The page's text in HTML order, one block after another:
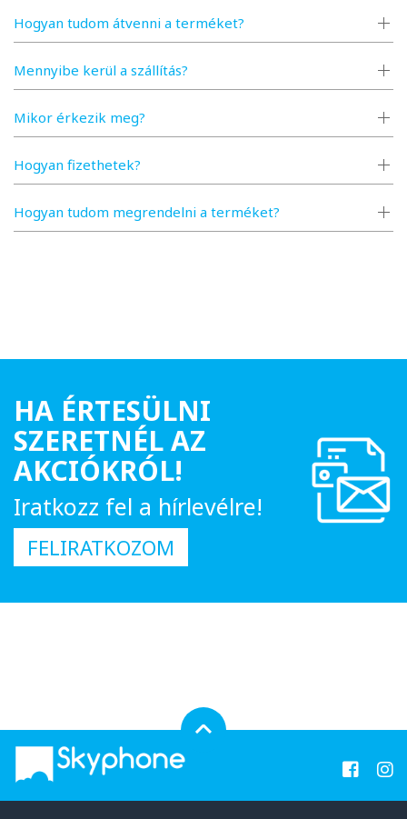
Hogyan tudom átvenni a terméket?
Mennyibe kerül a szállítás?
Mikor érkezik meg?
Hogyan fizethetek?
Hogyan tudom megrendelni a terméket?
HA ÉRTESÜLNI
SZERETNÉL AZ
AKCIÓKRÓL!
Iratkozz fel a hírlevélre!
FELIRATKOZOM